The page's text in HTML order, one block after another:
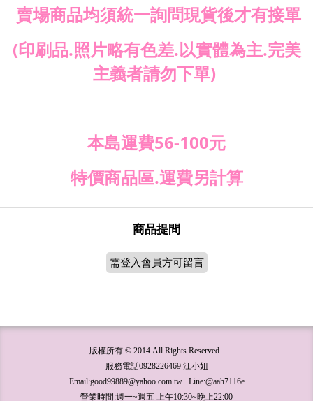
賣場商品均須統一詢問現貨後才有接單
(印刷品.照片略有色差.以實體為主.完美
主義者請勿下單)
本島運費56-100元
特價商品區.運費另計算
商品提問
需登入會員方可留言
版權所有 © 2014 All Rights Reserved
服務電話0928226469 江小姐
Email:good99889@yahoo.com.tw Line:@aah7116e
營業時間:週一~週五 上午10:30~晚上22:00